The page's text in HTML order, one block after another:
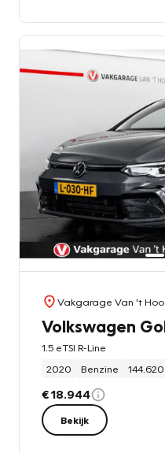
Vakgarage Van 't
Volkswagen
1.5 eTSI R-Line
2020
Benzine
€ 18.944
Bekijk